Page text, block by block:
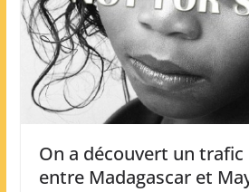
On a découvert un trafic
entre Madagascar et